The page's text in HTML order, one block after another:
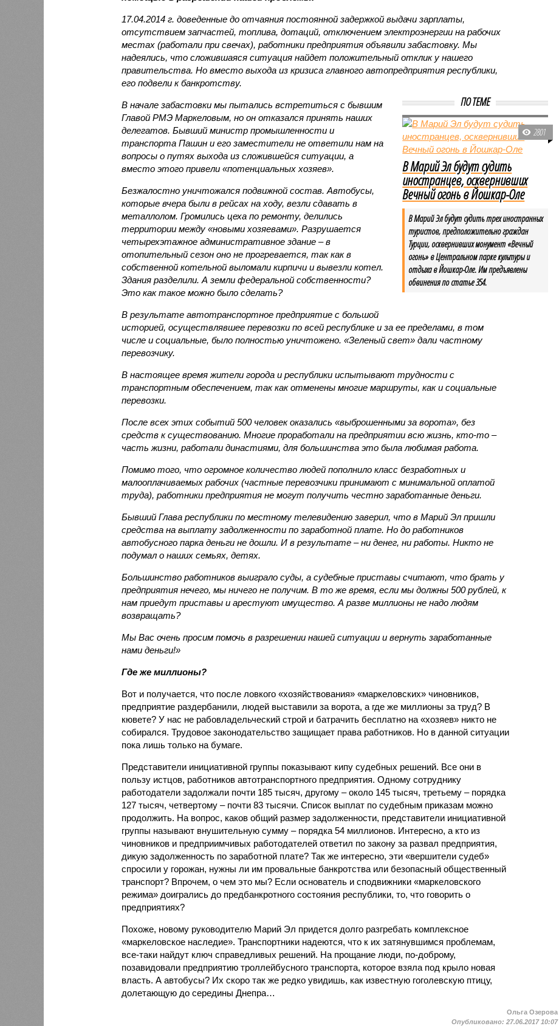
17.04.2014 г. доведенные до отчаяния постоянной задержкой выдачи зарплаты,
отсутствием запчастей, топлива, дотаций, отключением электроэнергии на рабочих
местах (работали при свечах), работники предприятия объявили забастовку. Мы
надеялись, что сложившаяся ситуация найдет положительный отклик у нашего
правительства. Но вместо выхода из кризиса главного автопредприятия республики,
его подвели к банкротству.
ПО ТЕМЕ
2801
В Марий Эл будут судить
иностранцев, осквернивших
Вечный огонь в Йошкар-Оле
В Марий Эл будут судить трех иностранных
туристов, предположительно граждан
Турции, осквернивших монумент «Вечный
огонь» в Центральном парке культуры и
отдыха в Йошкар-Оле. Им предъявлены
обвинения по статье 354.
В начале забастовки мы пытались встретиться с бывшим
Главой РМЭ Маркеловым, но он отказался принять наших
делегатов. Бывший министр промышленности и
транспорта Пашин и его заместители не ответили нам на
вопросы о путях выхода из сложившейся ситуации, а
вместо этого привели «потенциальных хозяев».
Безжалостно уничтожался подвижной состав. Автобусы,
которые вчера были в рейсах на ходу, везли сдавать в
металлолом. Громились цеха по ремонту, делились
территории между «новыми хозяевами». Разрушается
четырехэтажное административное здание – в
отопительный сезон оно не прогревается, так как в
собственной котельной выломали кирпичи и вывезли котел.
Здания разделили. А земли федеральной собственности?
Это как такое можно было сделать?
В результате автотранспортное предприятие с большой
историей, осуществлявшее перевозки по всей республике и за ее пределами, в том
числе и социальные, было полностью уничтожено. «Зеленый свет» дали частному
перевозчику.
В настоящее время жители города и республики испытывают трудности с
транспортным обеспечением, так как отменены многие маршруты, как и социальные
перевозки.
После всех этих событий 500 человек оказались «выброшенными за ворота», без
средств к существованию. Многие проработали на предприятии всю жизнь, кто-то –
часть жизни, работали династиями, для большинства это была любимая работа.
Помимо того, что огромное количество людей пополнило класс безработных и
малооплачиваемых рабочих (частные перевозчики принимают с минимальной оплатой
труда), работники предприятия не могут получить честно заработанные деньги.
Бывший Глава республики по местному телевидению заверил, что в Марий Эл пришли
средства на выплату задолженности по заработной плате. Но до работников
автобусного парка деньги не дошли. И в результате – ни денег, ни работы. Никто не
подумал о наших семьях, детях.
Большинство работников выиграло суды, а судебные приставы считают, что брать у
предприятия нечего, мы ничего не получим. В то же время, если мы должны 500 рублей, к
нам приедут приставы и арестуют имущество. А разве миллионы не надо людям
возвращать?
Мы Вас очень просим помочь в разрешении нашей ситуации и вернуть заработанные
нами деньги!»
Где же миллионы?
Вот и получается, что после ловкого «хозяйствования» «маркеловских» чиновников,
предприятие раздербанили, людей выставили за ворота, а где же миллионы за труд? В
кювете? У нас не рабовладельческий строй и батрачить бесплатно на «хозяев» никто не
собирался. Трудовое законодательство защищает права работников. Но в данной ситуации
пока лишь только на бумаге.
Представители инициативной группы показывают кипу судебных решений. Все они в
пользу истцов, работников автотранспортного предприятия. Одному сотруднику
работодатели задолжали почти 185 тысяч, другому – около 145 тысяч, третьему – порядка
127 тысяч, четвертому – почти 83 тысячи. Список выплат по судебным приказам можно
продолжить. На вопрос, каков общий размер задолженности, представители инициативной
группы называют внушительную сумму – порядка 54 миллионов. Интересно, а кто из
чиновников и предприимчивых работодателей ответил по закону за развал предприятия,
дикую задолженность по заработной плате? Так же интересно, эти «вершители судеб»
спросили у горожан, нужны ли им провальные банкротства или безопасный общественный
транспорт? Впрочем, о чем это мы? Если основатель и сподвижники «маркеловского
режима» доигрались до предбанкротного состояния республики, то, что говорить о
предприятиях?
Похоже, новому руководителю Марий Эл придется долго разгребать комплексное
«маркеловское наследие». Транспортники надеются, что к их затянувшимся проблемам,
все-таки найдут ключ справедливых решений. На прощание люди, по-доброму,
позавидовали предприятию троллейбусного транспорта, которое взяла под крыло новая
власть. А автобусы? Их скоро так же редко увидишь, как известную гоголевскую птицу,
долетающую до середины Днепра…
Ольга Озерова
Опубликовано:27.06.2017 10:07